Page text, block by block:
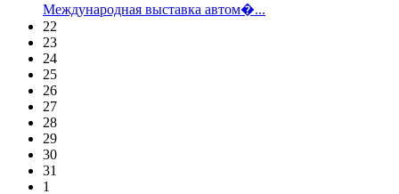
Международная выставка автом�...
22
23
24
25
26
27
28
29
30
31
1